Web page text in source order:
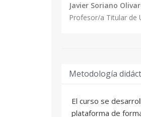
Javier Soriano
Profesor/a Titular de
Metodología
El curso se
plataforma de